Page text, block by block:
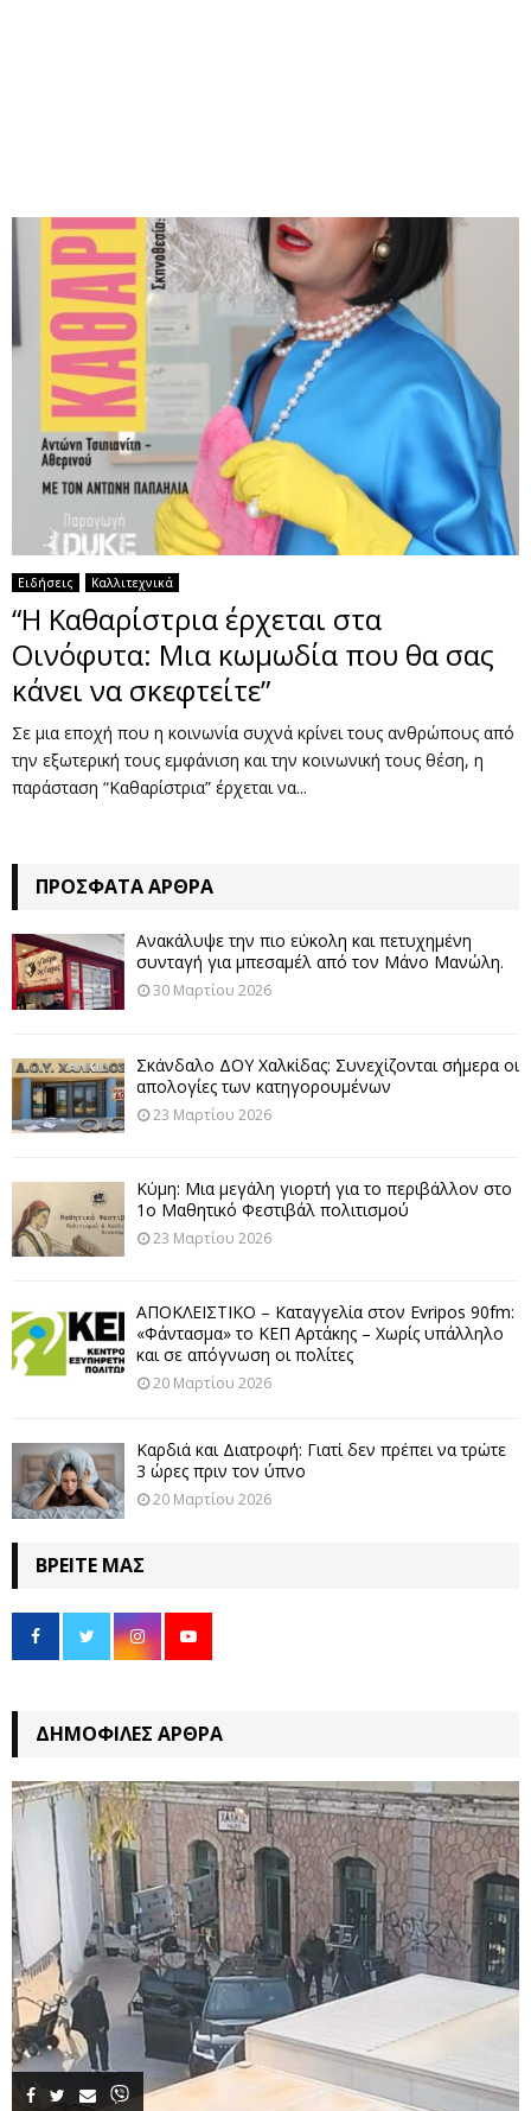
U
Ειδήσεις Καλλιτεχνικά
“Η Καθαρίστρια έρχεται στα
Οινόφυτα: Μια κωμωδία που θα σας
κάνει να σκεφτείτε”
Σε μια εποχή που η κοινωνία συχνά κρίνει τους ανθρώπους από
την εξωτερική τους εμφάνιση και την κοινωνική τους θέση, η
παράσταση “Καθαρίστρια” έρχεται να...
ΠΡΌΣΦΑΤΑ ΆΡΘΡΑ
Ανακάλυψε την πιο εύκολη και πετυχημένη
συνταγή για μπεσαμέλ από τον Μάνο Μανώλη.
30 Μαρτίου 2026
Σκάνδαλο ΔΟΥ Χαλκίδας: Συνεχίζονται σήμερα οι
απολογίες των κατηγορουμένων
23 Μαρτίου 2026
Κύμη: Μια μεγάλη γιορτή για το περιβάλλον στο
1ο Μαθητικό Φεστιβάλ πολιτισμού
23 Μαρτίου 2026
ΑΠΟΚΛΕΙΣΤΙΚΟ – Καταγγελία στον Evripos 90fm:
«Φάντασμα» το ΚΕΠ Αρτάκης – Χωρίς υπάλληλο
και σε απόγνωση οι πολίτες
20 Μαρτίου 2026
Καρδιά και Διατροφή: Γιατί δεν πρέπει να τρώτε
3 ώρες πριν τον ύπνο
20 Μαρτίου 2026
ΒΡΕΊΤΕ ΜΑΣ
ΔΗΜΟΦΙΛΈΣ ΆΡΘΡΑ